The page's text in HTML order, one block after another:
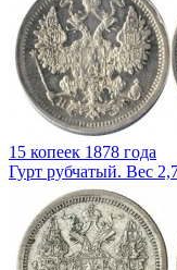
15 копеек 1878 года
Гурт рубчатый. Вес